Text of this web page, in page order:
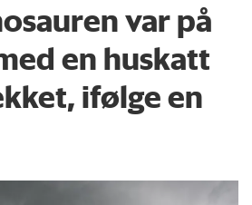
var på
en huskatt
ifølge en